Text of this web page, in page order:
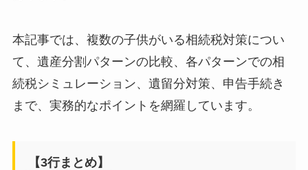
本記事では、複数の子供がいる相続税対策につい
て、遺産分割パターンの比較、各パターンでの相
続税シミュレーション、遺留分対策、申告手続き
まで、実務的なポイントを網羅しています。
【3行まとめ】
の注意点
各子供の異なる控除枠（未成年控除など）
の活用
複数の子供がいる相続での相続税申告の進
法を比較してから税理士を選ぶ